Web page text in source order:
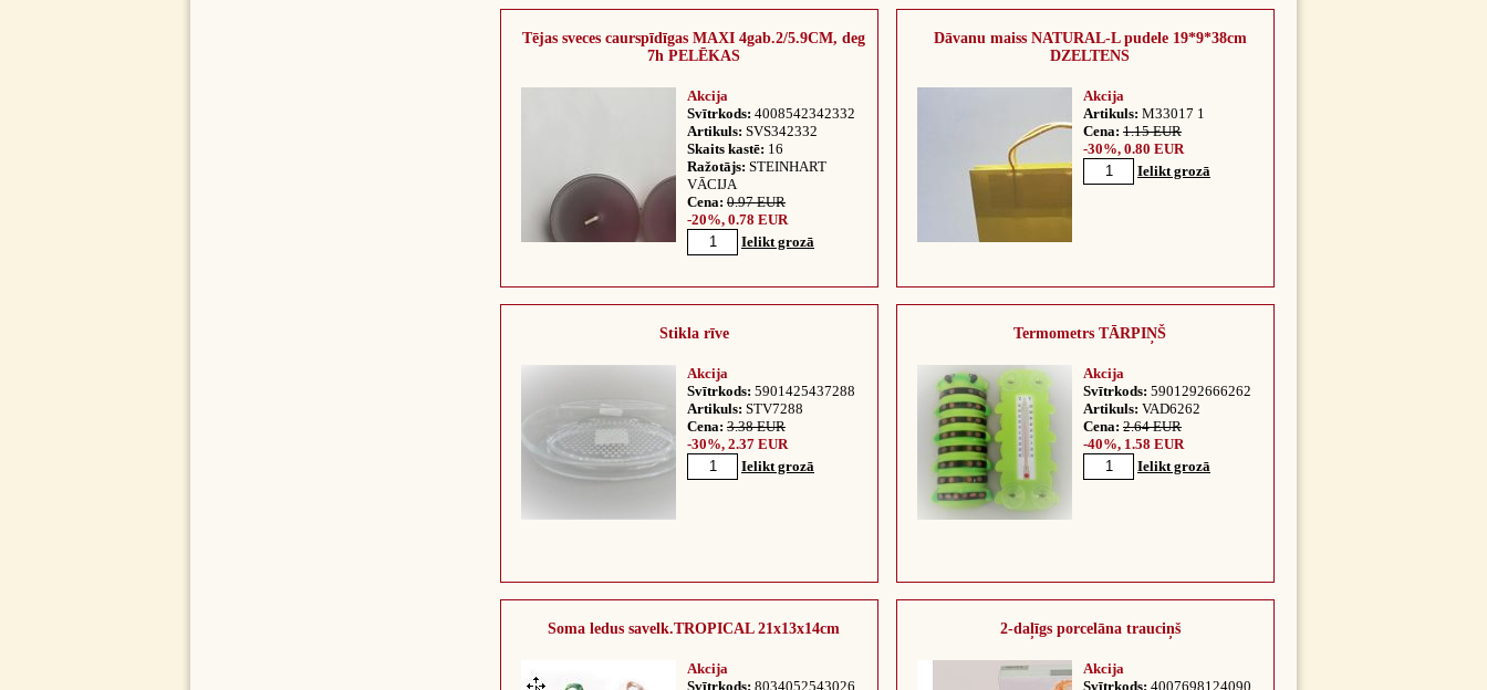
Tējas sveces caurspīdīgas MAXI 4gab.2/5.9CM, deg
7h PELĒKAS
Akcija
Svītrkods: 4008542342332
Artikuls: SVS342332
Skaits kastē: 16
Ražotājs: STEINHART
VĀCIJA
Cena: 0.97 EUR
-20%, 0.78 EUR
Ielikt grozā
Dāvanu maiss NATURAL-L pudele 19*9*38cm
DZELTENS
Akcija
Artikuls: M33017 1
Cena: 1.15 EUR
-30%, 0.80 EUR
Ielikt grozā
Stikla rīve
Akcija
Svītrkods: 5901425437288
Artikuls: STV7288
Cena: 3.38 EUR
-30%, 2.37 EUR
Ielikt grozā
Termometrs TĀRPIŅŠ
Akcija
Svītrkods: 5901292666262
Artikuls: VAD6262
Cena: 2.64 EUR
-40%, 1.58 EUR
Ielikt grozā
Soma ledus savelk.TROPICAL 21x13x14cm
Akcija
Svītrkods: 8034052543026
2-daļīgs porcelāna trauciņš
Akcija
Svītrkods: 4007698124090